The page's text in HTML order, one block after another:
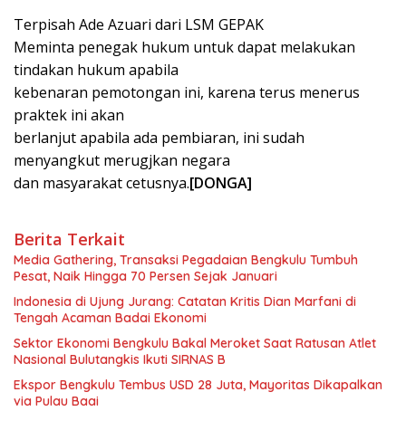
Terpisah Ade Azuari dari LSM GEPAK
Meminta penegak hukum untuk dapat melakukan
tindakan hukum apabila
kebenaran pemotongan ini, karena terus menerus
praktek ini akan
berlanjut apabila ada pembiaran, ini sudah
menyangkut merugjkan negara
dan masyarakat cetusnya.[DONGA]
Berita Terkait
Media Gathering, Transaksi Pegadaian Bengkulu Tumbuh
Pesat, Naik Hingga 70 Persen Sejak Januari
Indonesia di Ujung Jurang: Catatan Kritis Dian Marfani di
Tengah Acaman Badai Ekonomi
Sektor Ekonomi Bengkulu Bakal Meroket Saat Ratusan Atlet
Nasional Bulutangkis Ikuti SIRNAS B
Ekspor Bengkulu Tembus USD 28 Juta, Mayoritas Dikapalkan
via Pulau Baai